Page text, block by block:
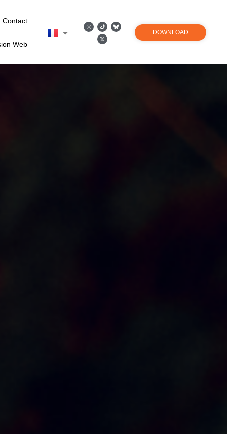
Contact
Web
DOWNLOAD